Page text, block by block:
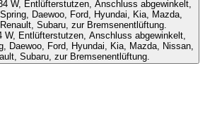
W, Entlüfterstutzen, Anschluss abgewinkelt,
Daewoo, Ford, Hyundai, Kia, Mazda, Nissan,
Subaru, zur Bremsenentlüftung.